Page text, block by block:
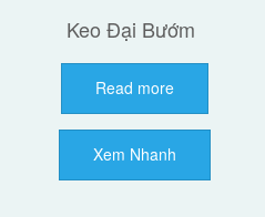
Keo Đại Bướm
Read more
Xem Nhanh